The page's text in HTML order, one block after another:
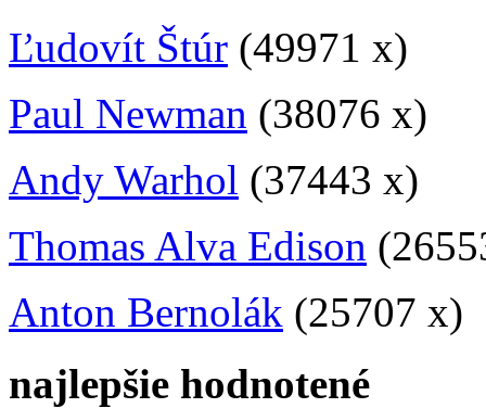
Ľudovít Štúr (49971 x)
Paul Newman (38076 x)
Andy Warhol (37443 x)
Thomas Alva Edison
Anton Bernolák (25707 x)
najlepšie hodnotené